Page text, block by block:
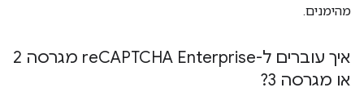
מהימנים.
איך עוברים ל-re
CAPTCHA Enterprise מגרסה 2
או מגרסה 3?